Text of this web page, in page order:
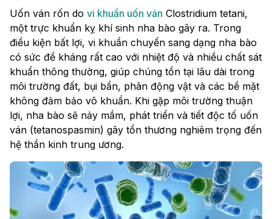
Uốn ván rốn do vi khuẩn uốn ván Clostridium tetani,
một trực khuẩn kỵ khí sinh nha bào gây ra. Trong
điều kiện bất lợi, vi khuẩn chuyển sang dạng nha bào
có sức đề kháng rất cao với nhiệt độ và nhiều chất sát
khuẩn thông thường, giúp chúng tồn tại lâu dài trong
môi trường đất, bụi bẩn, phân động vật và các bề mặt
không đảm bảo vô khuẩn. Khi gặp môi trường thuận
lợi, nha bào sẽ nảy mầm, phát triển và tiết độc tố uốn
ván (tetanospasmin) gây tổn thương nghiêm trọng đến
hệ thần kinh trung ương.